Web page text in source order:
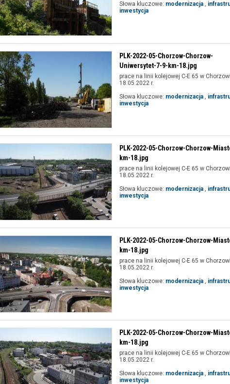
Słowa kluczowe: modernizacja ,
inwestycja
PLK-2022-05-Chorzow-Chorzow-
Uniwersytet-7-9-km-18.jpg
prace na linii kolejowej C-E 65 w
18.05.2022 r.
Słowa kluczowe: modernizacja
inwestycja
PLK-2022-05-Chorzow-Chorzow-
km-18.jpg
prace na linii kolejowej C-E 65 w
18.05.2022 r.
Słowa kluczowe: modernizacja
inwestycja
PLK-2022-05-Chorzow-Chorzow-
km-18.jpg
prace na linii kolejowej C-E 65 w
18.05.2022 r.
Słowa kluczowe: modernizacja
inwestycja
PLK-2022-05-Chorzow-Chorzow-
km-18.jpg
prace na linii kolejowej C-E 65 w
18.05.2022 r.
Słowa kluczowe: modernizacja ,
inwestycja